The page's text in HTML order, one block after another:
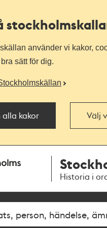
använder vi kakor,
sätt för dig.
alla kakor Välj
Historia i